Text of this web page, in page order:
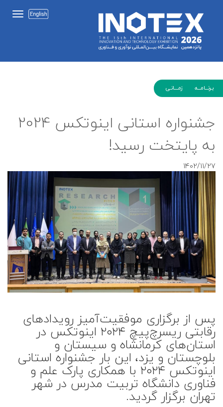
بـرنـــامـــه زمــــانـی
جشنواره استانی اینوتکس 2024
به پایتخت رسید!
1402/11/27
پس از برگزاری موفقیت‌آمیز رویدادهای
رقابتی ریسرچ‌پیچ ۲۰۲۴ اینوتکس در
استان‌های کرمانشاه و سیستان و
بلوچستان و یزد، این بار جشنواره استانی
اینوتکس ۲۰۲۴ با همکاری پارک علم و
فناوری دانشگاه تربیت مدرس در شهر
تهران برگزار گردید.